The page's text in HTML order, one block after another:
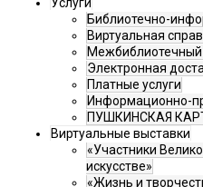
Услуги
Библиотечно-
Виртуальная
Электронная
Платные услуги
Информационно-
ПУШКИНСКАЯ
Виртуальные выставки
«Участники
искусстве»
«Жизнь и